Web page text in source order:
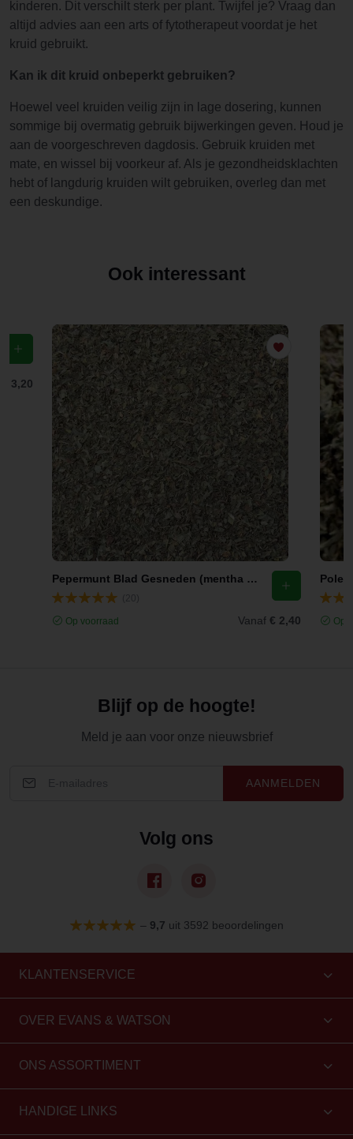
kinderen. Dit verschilt sterk per plant. Twijfel je? Vraag dan
altijd advies aan een arts of fytotherapeut voordat je het
kruid gebruikt.
Kan ik dit kruid onbeperkt gebruiken?
Hoewel veel kruiden veilig zijn in lage dosering, kunnen
sommige bij overmatig gebruik bijwerkingen geven. Houd je
aan de voorgeschreven dagdosis. Gebruik kruiden met
mate, en wissel bij voorkeur af. Als je gezondheidsklachten
hebt of langdurig kruiden wilt gebruiken, overleg dan met
een deskundige.
Ook interessant
€ 3,20
Pepermunt Blad Gesneden (mentha x piperita l.)
Op voorraad Vanaf € 2,40 Op
Blijf op de hoogte!
Meld je aan voor onze nieuwsbrief
AANMELDEN
Volg ons
– 9,7 uit 3592 beoordelingen
KLANTENSERVICE
OVER EVANS & WATSON
ONS ASSORTIMENT
HANDIGE LINKS